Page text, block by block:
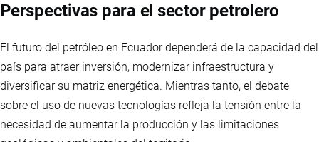
Perspectivas para el sector petrolero
El futuro del petróleo en Ecuador dependerá de la capacidad del
país para atraer inversión, modernizar infraestructura y
diversificar su matriz energética. Mientras tanto, el debate
sobre el uso de nuevas tecnologías refleja la tensión entre la
necesidad de aumentar la producción y las limitaciones